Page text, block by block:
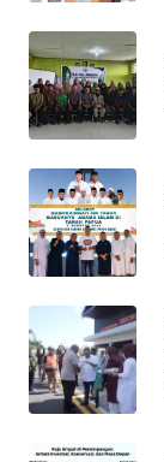
WAHANA
UMKM
SELEB
WAHANA
PERSONA
WAHANA
OTOMOTIF
WAHANA
HEALTH